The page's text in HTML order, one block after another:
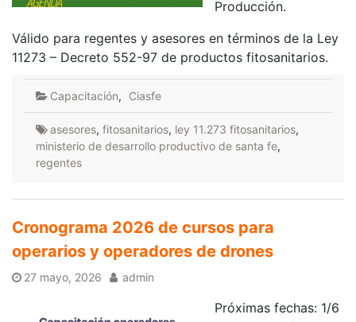
Producción.
Válido para regentes y asesores en términos de la Ley
11273 – Decreto 552-97 de productos fitosanitarios.
Capacitación, Ciasfe
asesores, fitosanitarios, ley 11.273 fitosanitarios,
ministerio de desarrollo productivo de santa fe,
regentes
Cronograma 2026 de cursos para
operarios y operadores de drones
27 mayo, 2026 admin
Próximas fechas: 1/6